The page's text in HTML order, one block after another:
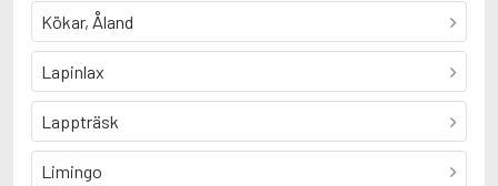
Kökar, Åland
Lapinlax
Lappträsk
Limingo